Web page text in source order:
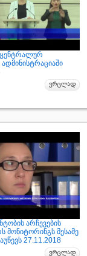
არჩევების
მონიტორინგს მესამე
27.11.2018